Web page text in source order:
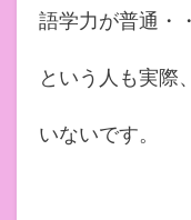
語学力が普通・・
という人も実際
いないです。